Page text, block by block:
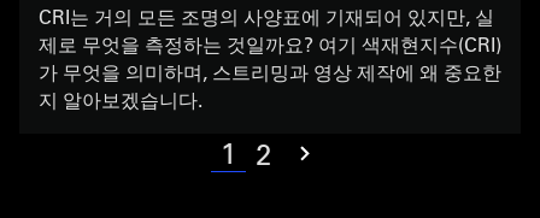
CRI는 거의 모든 조명의 사양표에 기재되어 있지만, 실
제로 무엇을 측정하는 것일까요? 여기 색재현지수(CRI)
가 무엇을 의미하며, 스트리밍과 영상 제작에 왜 중요한
지 알아보겠습니다.
1 2